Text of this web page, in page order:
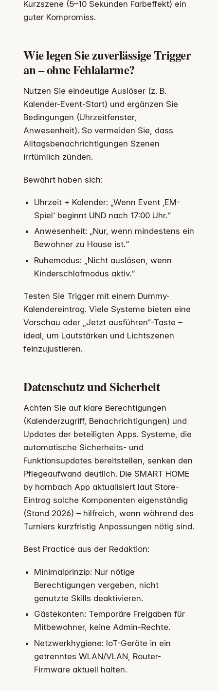
Kurzszene (5–10 Sekunden Farbeffekt) ein
guter Kompromiss.
Wie legen Sie zuverlässige Trigger
an – ohne Fehlalarme?
Nutzen Sie eindeutige Auslöser (z. B.
Kalender-Event-Start) und ergänzen Sie
Bedingungen (Uhrzeitfenster,
Anwesenheit). So vermeiden Sie, dass
Alltagsbenachrichtigungen Szenen
irrtümlich zünden.
Bewährt haben sich:
Uhrzeit + Kalender: „Wenn Event ‚EM-
Spiel‘ beginnt UND nach 17:00 Uhr.“
Anwesenheit: „Nur, wenn mindestens ein
Bewohner zu Hause ist.“
Ruhemodus: „Nicht auslösen, wenn
Kinderschlafmodus aktiv.“
Testen Sie Trigger mit einem Dummy-
Kalendereintrag. Viele Systeme bieten eine
Vorschau oder „Jetzt ausführen“-Taste –
ideal, um Lautstärken und Lichtszenen
feinzujustieren.
Datenschutz und Sicherheit
Achten Sie auf klare Berechtigungen
(Kalenderzugriff, Benachrichtigungen) und
Updates der beteiligten Apps. Systeme, die
automatische Sicherheits- und
Funktionsupdates bereitstellen, senken den
Pflegeaufwand deutlich. Die SMART HOME
by hornbach App aktualisiert laut Store-
Eintrag solche Komponenten eigenständig
(Stand 2026) – hilfreich, wenn während des
Turniers kurzfristig Anpassungen nötig sind.
Best Practice aus der Redaktion:
Minimalprinzip: Nur nötige
Berechtigungen vergeben, nicht
genutzte Skills deaktivieren.
Gästekonten: Temporäre Freigaben für
Mitbewohner, keine Admin-Rechte.
Netzwerkhygiene: IoT-Geräte in ein
getrenntes WLAN/VLAN, Router-
Firmware aktuell halten.